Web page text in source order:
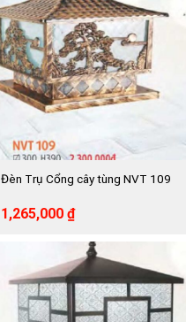
Đèn Trụ Cổng cây tùng NVT 109
Giá
2,300,000 ₫.
1,265,000 ₫Giá
tại
là:
1,265,000 ₫.